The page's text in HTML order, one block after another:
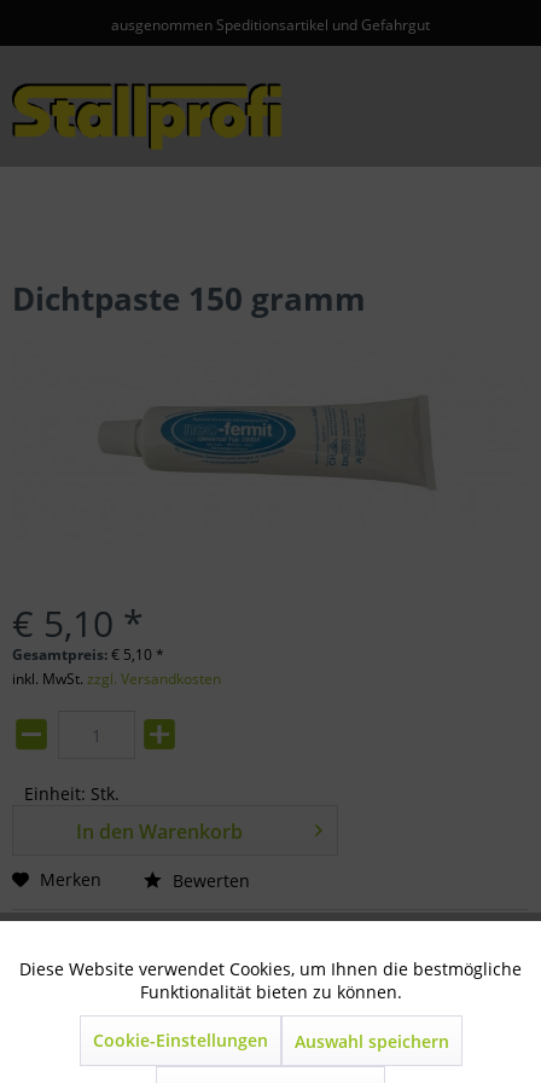
ausgenommen Speditionsartikel und Gefahrgut
Dichtpaste 150 gramm
€ 5,10 *
Gesamtpreis:€ 5,10 *
inkl. MwSt. zzgl. Versandkosten
Einheit: Stk.
In den Warenkorb
Merken Bewerten
für Gas-, Wasser und Heizungsanlagen
Gebrauchsanweisung:...mehr
Technisch notwendig Aktiv
Marketing Inaktiv
Diese Website verwendet Cookies, um Ihnen die bestmögliche
Funktionalität bieten zu können.
Cookie-Einstellungen Auswahl speichern